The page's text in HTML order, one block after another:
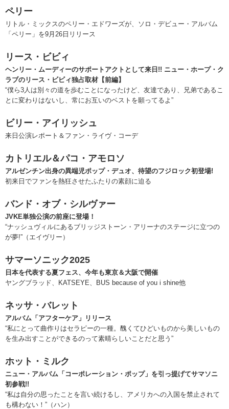
ペリー
リトル・ミックスのペリー・エドワーズが、ソロ・デビュー・アルバム
「ペリー」を9月26日リリース
リース・ビビィ
ヘンリー・ムーディーのサポートアクトとして来日!! ニュー・ホープ・ク
ラブのリース・ビビィ独占取材【前編】
“僕ら3人は別々の道を歩むことになったけど、友達であり、兄弟であるこ
とに変わりはないし、常にお互いのベストを願ってるよ”
ビリー・アイリッシュ
来日公演レポート＆ファン・ライヴ・コーデ
カトリエル＆パコ・アモロソ
アルゼンチン出身の異端児ポップ・デュオ、待望のフジロック初登場!
初来日でファンを熱狂させたふたりの素顔に迫る
バンド・オブ・シルヴァー
JVKE単独公演の前座に登場！
“ナッシュヴィルにあるブリッジストーン・アリーナのステージに立つの
が夢!”（エイヴリー）
サマーソニック2025
日本を代表する夏フェス、今年も東京＆大阪で開催
ヤングブラッド、KATSEYE、BUS because of you i shine他
ネッサ・バレット
アルバム「アフターケア」リリース
“私にとって曲作りはセラピーの一種。醜くてひどいものから美しいもの
を生み出すことができるのって素晴らしいことだと思う”
ホット・ミルク
ニュー・アルバム「コーポレーション・ポップ」を引っ提げてサマソニ
初参戦!!
“私は自分の思ったことを言い続けるし、アメリカへの入国を禁止されて
も構わない！”（ハン）